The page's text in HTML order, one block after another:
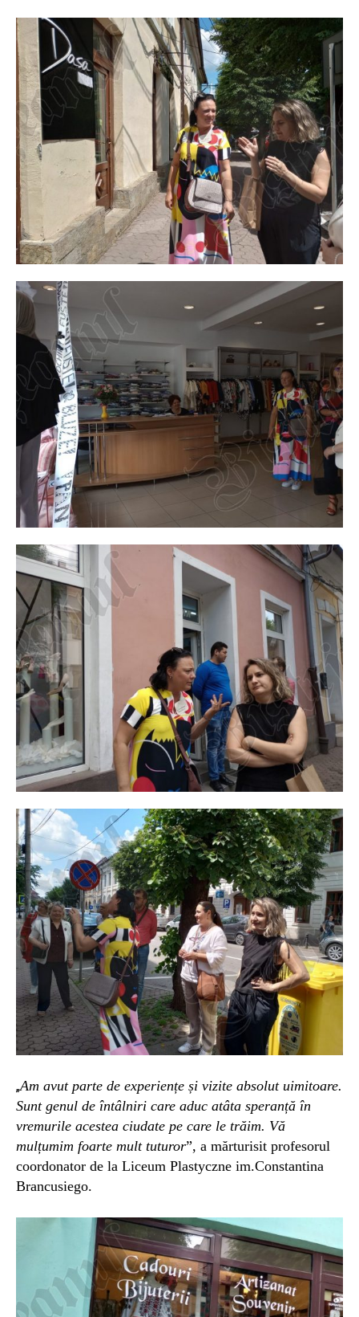
„Am avut parte de experiențe și vizite absolut uimitoare.
Sunt genul de întâlniri care aduc atâta speranță în
vremurile acestea ciudate pe care le trăim. Vă
mulțumim foarte mult tuturor”, a mărturisit profesorul
coordonator de la Liceum Plastyczne im.Constantina
Brancusiego.